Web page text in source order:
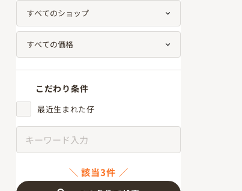
こだわり条件
最近生まれた仔
該当3件